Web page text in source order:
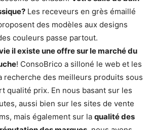
Les receveurs en grès émaillé
des modèles aux designs
couleurs passe partout.
il existe une offre sur le marché du
! ConsoBrico a silloné le web et les
recherche des meilleurs produits sous
qualité prix. En nous basant sur les
aussi bien sur les sites de vente
mais également sur la qualité des